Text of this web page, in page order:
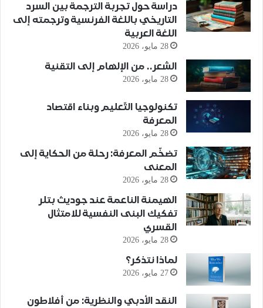
دراسة حول تجربة الترجمة بين السرد
التاريخي باللغة الفرنسية وترجمته إلى
اللغة العربية
28 مايو، 2026
الشعر.. من الإلهام إلى التقنية
28 مايو، 2026
تكنولوجيا التّعليم وبناء اقتصاد
المعرفة
28 مايو، 2026
تضخّم المعرفة: رحلة من الحكاية إلى
المعنى
28 مايو، 2026
الهيمنة الناعمة عند جوديث بتلر
تفكيك البنى النفسية للامتثال
القسري
28 مايو، 2026
لماذا نتذكر؟
27 مايو، 2026
النقد الأدبي والنظرية: من أفلاطون